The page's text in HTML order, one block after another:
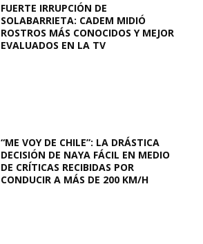
FUERTE IRRUPCIÓN DE
SOLABARRIETA: CADEM MIDIÓ
ROSTROS MÁS CONOCIDOS Y MEJOR
EVALUADOS EN LA TV
“ME VOY DE CHILE”: LA DRÁSTICA
DECISIÓN DE NAYA FÁCIL EN MEDIO
DE CRÍTICAS RECIBIDAS POR
CONDUCIR A MÁS DE 200 KM/H